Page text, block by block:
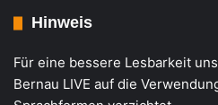
Hinweis
Für eine bessere Lesbarkeit
Bernau LIVE auf die